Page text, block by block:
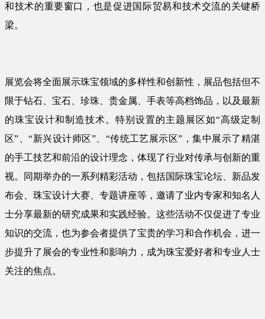
和技术的重要窗口，也是促进国际贸易和技术交流的关键桥
梁。
展览会将全面展示珠宝领域的多样性和创新性，展品包括但不
限于钻石、宝石、珍珠、贵金属、手表等高档饰品，以及最新
的珠宝设计和制造技术。特别设置的主题展区如“高级定制
区”、“新兴设计师区”、“传统工艺展示区”，集中展示了精湛
的手工技艺和前沿的设计理念，体现了行业对传承与创新的重
视。同期举办的一系列精彩活动，包括国际珠宝论坛、新品发
布会、珠宝设计大赛、专题讲座等，邀请了业内专家和知名人
士分享最新的研究成果和实践经验。这些活动不仅促进了专业
知识的交流，也为参会者提供了宝贵的学习和合作机会，进一
步提升了展会的专业性和影响力，成为珠宝爱好者和专业人士
关注的焦点。